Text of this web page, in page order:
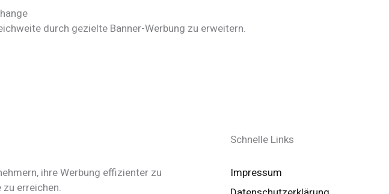
durch gezielte Banner-Werbung zu erweitern.
ihre Werbung effizienter zu
erreichen.
Schnelle Links
Impressum